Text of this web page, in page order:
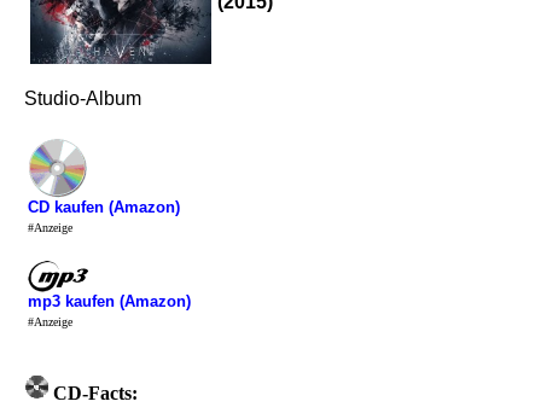
Studio-Album
CD kaufen (Amazon)
#Anzeige
mp3 kaufen (Amazon)
#Anzeige
CD-Facts: